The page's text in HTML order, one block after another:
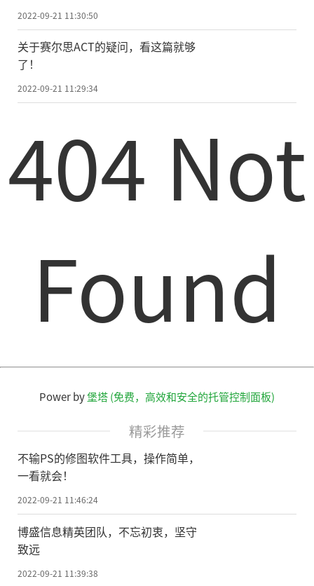
2022-09-21 11:30:50
关于赛尔思ACT的疑问，看这篇就够
了！
2022-09-21 11:29:34
404 Not
Found
Power by堡塔 (免费，高效和安全的托管控制面板)
精彩推荐
不输PS的修图软件工具，操作简单，
一看就会！
2022-09-21 11:46:24
博盛信息精英团队，不忘初衷，坚守
致远
2022-09-21 11:39:38